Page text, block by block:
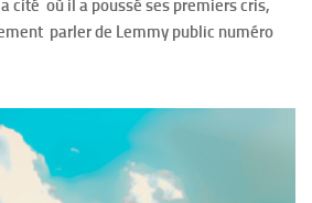
cité où il a poussé ses premiers cris,
parler de Lemmy public numéro